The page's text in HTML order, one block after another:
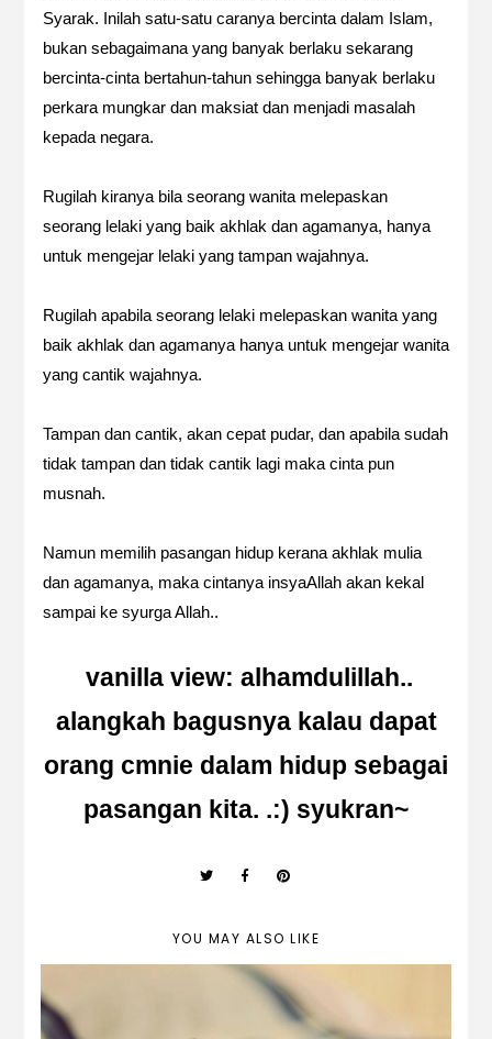
Syarak. Inilah satu-satu caranya bercinta dalam Islam,
bukan sebagaimana yang banyak berlaku sekarang
bercinta-cinta bertahun-tahun sehingga banyak berlaku
perkara mungkar dan maksiat dan menjadi masalah
kepada negara.
Rugilah kiranya bila seorang wanita melepaskan
seorang lelaki yang baik akhlak dan agamanya, hanya
untuk mengejar lelaki yang tampan wajahnya.
Rugilah apabila seorang lelaki melepaskan wanita yang
baik akhlak dan agamanya hanya untuk mengejar wanita
yang cantik wajahnya.
Tampan dan cantik, akan cepat pudar, dan apabila sudah
tidak tampan dan tidak cantik lagi maka cinta pun
musnah.
Namun memilih pasangan hidup kerana akhlak mulia
dan agamanya, maka cintanya insyaAllah akan kekal
sampai ke syurga Allah..
vanilla view: alhamdulillah..
alangkah bagusnya kalau dapat
orang cmnie dalam hidup sebagai
pasangan kita. .:) syukran~
YOU MAY ALSO LIKE